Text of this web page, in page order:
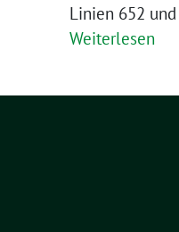
Linien 652 und
Weiterlesen